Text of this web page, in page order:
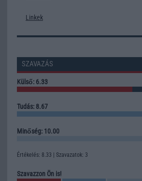
Linkek
SZAVAZÁS
Külső: 6.33
Tudás: 8.67
Minőség: 10.00
Értékelés: 8.33 | Szavazatok: 3
Szavazzon Ön is!